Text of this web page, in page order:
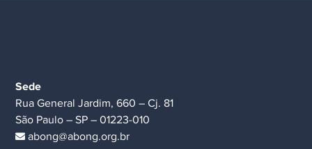
Sede
Rua General Jardim, 660 – Cj. 81
São Paulo – SP – 01223-010
abong@abong.org.br